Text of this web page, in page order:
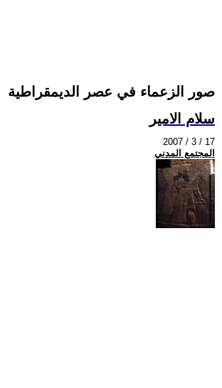
صور الزعماء في عصر الديمقراطية
سلام الامير
2007 / 3 / 17
المجتمع المدني